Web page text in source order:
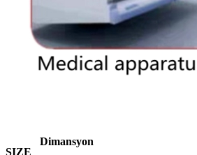
SIZE
Dimansyon